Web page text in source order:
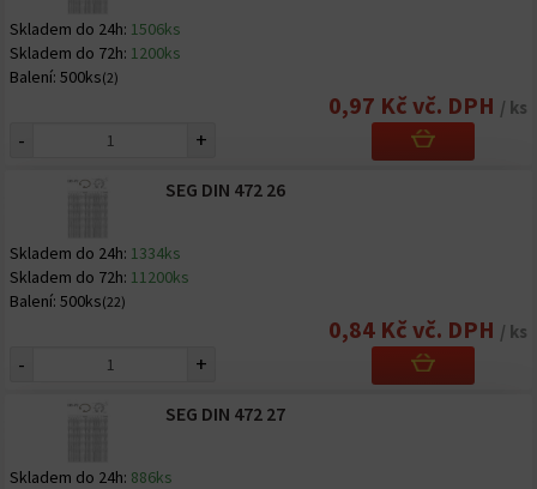
Skladem do 24h: 1506ks
Skladem do 72h: 1200ks
Balení: 500ks(2)
0,97 Kč vč. DPH / ks
- +
SEG DIN 472 26
Skladem do 24h: 1334ks
Skladem do 72h: 11200ks
Balení: 500ks(22)
0,84 Kč vč. DPH / ks
- +
SEG DIN 472 27
Skladem do 24h: 886ks